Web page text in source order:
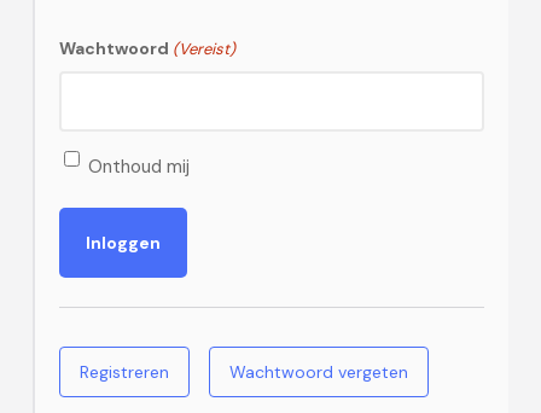
Wachtwoord (Vereist)
Onthoud mij
Registreren Wachtwoord vergeten